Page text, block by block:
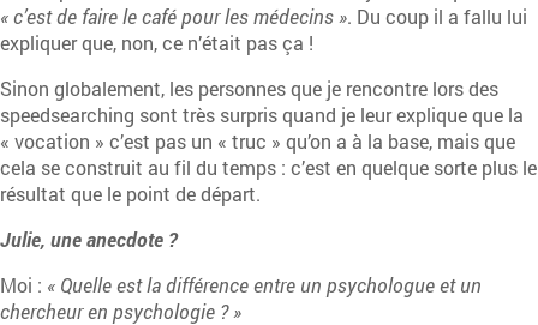
« c’est de faire le café pour les médecins ». Du coup il a fallu lui
expliquer que, non, ce n’était pas ça !
Sinon globalement, les personnes que je rencontre lors des
speedsearching sont très surpris quand je leur explique que la
« vocation » c’est pas un « truc » qu’on a à la base, mais que
cela se construit au fil du temps : c’est en quelque sorte plus le
résultat que le point de départ.
Julie, une anecdote ?
Moi : « Quelle est la différence entre un psychologue et un
chercheur en psychologie ? »